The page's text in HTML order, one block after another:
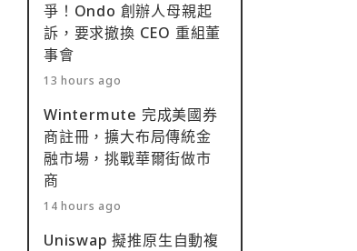
爭！Ondo 創辦人母親起
訴，要求撤換 CEO 重組董
事會
13 hours ago
Wintermute 完成美國券
商註冊，擴大布局傳統金
融市場，挑戰華爾街做市
商
14 hours ago
Uniswap 擬推原生自動複